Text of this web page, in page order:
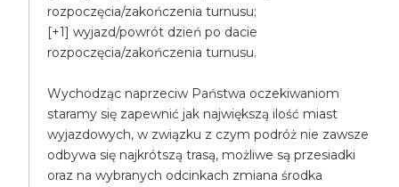
rozpoczęcia/zakończenia turnusu;
[+1] wyjazd/powrót dzień po dacie
rozpoczęcia/zakończenia turnusu.
Wychodząc naprzeciw Państwa oczekiwaniom
staramy się zapewnić jak największą ilość miast
wyjazdowych, w związku z czym podróż nie zawsze
odbywa się najkrótszą trasą, możliwe są przesiadki
oraz na wybranych odcinkach zmiana środka